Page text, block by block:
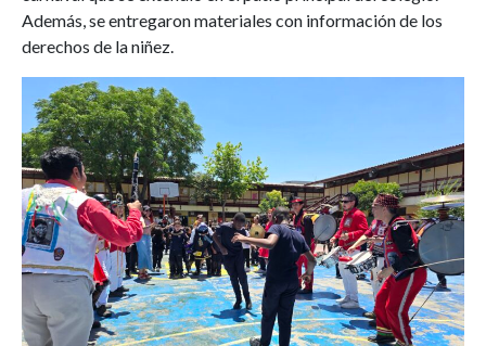
Además, se entregaron materiales con información de los
derechos de la niñez.